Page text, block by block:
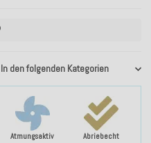
Atmungsaktiv Abriebecht
In den folgenden Kategorien